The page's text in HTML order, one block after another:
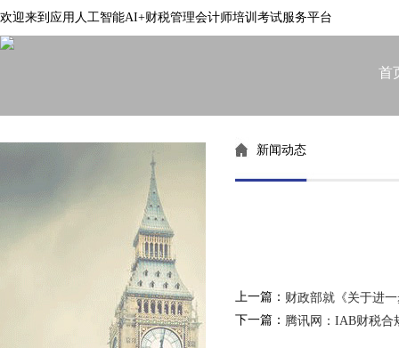
欢迎来到应用人工智能AI+财税管理会计师培训考试服务平台
首
新闻动态
上一篇： 财政部就《关于进
下一篇： 腾讯网：IAB财税合